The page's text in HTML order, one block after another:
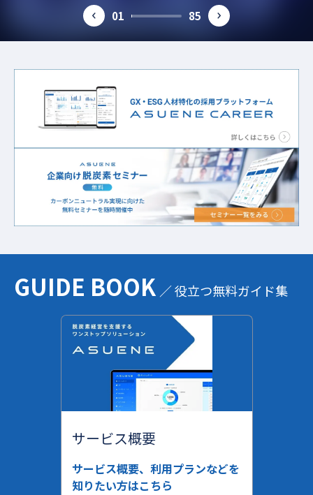
prev 01 85 next
GUIDE BOOK ／ 役立つ無料ガイド集
サービス概要
サービス概要、利用プランなどを
知りたい方はこちら